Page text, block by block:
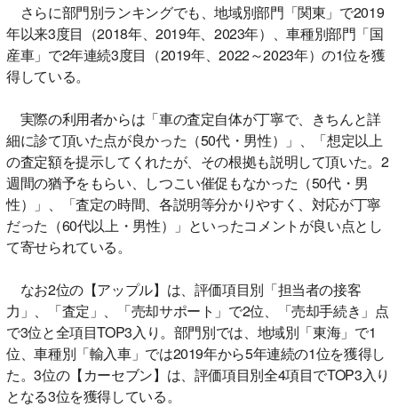
さらに部門別ランキングでも、地域別部門「関東」で2019
年以来3度目（2018年、2019年、2023年）、車種別部門「国
産車」で2年連続3度目（2019年、2022～2023年）の1位を獲
得している。
実際の利用者からは「車の査定自体が丁寧で、きちんと詳
細に診て頂いた点が良かった（50代・男性）」、「想定以上
の査定額を提示してくれたが、その根拠も説明して頂いた。2
週間の猶予をもらい、しつこい催促もなかった（50代・男
性）」、「査定の時間、各説明等分かりやすく、対応が丁寧
だった（60代以上・男性）」といったコメントが良い点とし
て寄せられている。
なお2位の【アップル】は、評価項目別「担当者の接客
力」、「査定」、「売却サポート」で2位、「売却手続き」点
で3位と全項目TOP3入り。部門別では、地域別「東海」で1
位、車種別「輸入車」では2019年から5年連続の1位を獲得し
た。3位の【カーセブン】は、評価項目別全4項目でTOP3入り
となる3位を獲得している。